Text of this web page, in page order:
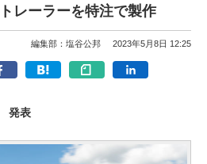
レーラーを特注で製作
編集部：塩谷公邦 2023年5月8日 12:25
発表